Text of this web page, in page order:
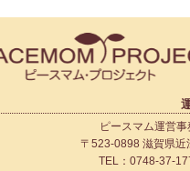
ピースマム運営
〒523-0898 滋賀県近
TEL：0748-37-